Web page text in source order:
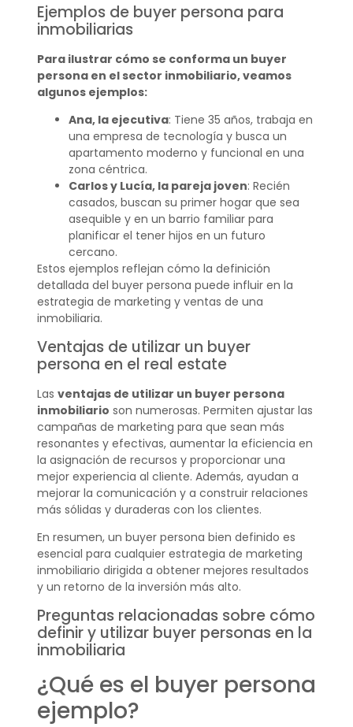
Ejemplos de buyer persona para
inmobiliarias
Para ilustrar cómo se conforma un buyer
persona en el sector inmobiliario, veamos
algunos ejemplos:
Ana, la ejecutiva: Tiene 35 años, trabaja en
una empresa de tecnología y busca un
apartamento moderno y funcional en una
zona céntrica.
Carlos y Lucía, la pareja joven: Recién
casados, buscan su primer hogar que sea
asequible y en un barrio familiar para
planificar el tener hijos en un futuro
cercano.
Estos ejemplos reflejan cómo la definición
detallada del buyer persona puede influir en la
estrategia de marketing y ventas de una
inmobiliaria.
Ventajas de utilizar un buyer
persona en el real estate
Las ventajas de utilizar un buyer persona
inmobiliario son numerosas. Permiten ajustar las
campañas de marketing para que sean más
resonantes y efectivas, aumentar la eficiencia en
la asignación de recursos y proporcionar una
mejor experiencia al cliente. Además, ayudan a
mejorar la comunicación y a construir relaciones
más sólidas y duraderas con los clientes.
En resumen, un buyer persona bien definido es
esencial para cualquier estrategia de marketing
inmobiliario dirigida a obtener mejores resultados
y un retorno de la inversión más alto.
Preguntas relacionadas sobre cómo
definir y utilizar buyer personas en la
inmobiliaria
¿Qué es el buyer persona
ejemplo?